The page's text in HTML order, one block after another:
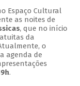
Espaço Cultural
as noites de
, que no início
da
o
agenda de
.